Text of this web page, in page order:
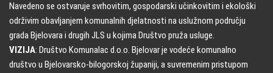
Navedeno se ostvaruje svrhovitim, gospodarski učinkovitim i ekološki
održivim obavljanjem komunalnih djelatnosti na uslužnom području
grada Bjelovara i drugih JLS u kojima Društvo pruža usluge.
VIZIJA: Društvo Komunalac d.o.o. Bjelovar je vodeće komunalno
društvo u Bjelovarsko-bilogorskoj županiji, a suvremenim pristupom